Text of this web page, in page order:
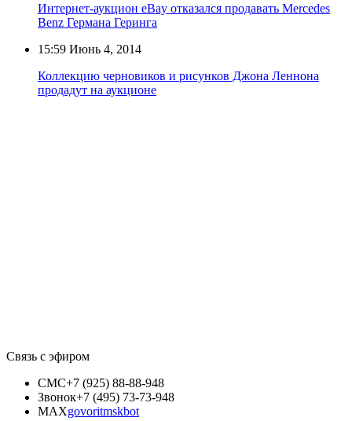
Интернет-аукцион eBay отказался продавать Mercedes
Benz Германа Геринга
15:59 Июнь 4, 2014
Коллекцию черновиков и рисунков Джона Леннона
продадут на аукционе
Связь с эфиром
СМС+7 (925) 88-88-948
Звонок+7 (495) 73-73-948
MAXgovoritmskbot